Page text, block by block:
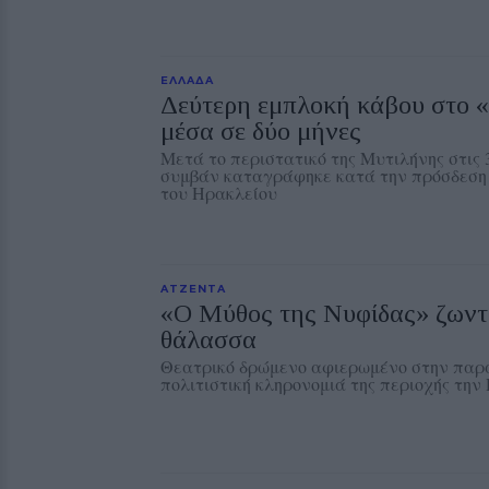
ΕΛΛΑΔΑ
Δεύτερη εμπλοκή κάβου στο
μέσα σε δύο μήνες
Μετά το περιστατικό της Μυτιλήνης στις
συμβάν καταγράφηκε κατά την πρόσδεση
του Ηρακλείου
ΑΤΖΕΝΤΑ
«Ο Μύθος της Νυφίδας»
θάλασσα
Θεατρικό δρώμενο αφιερωμένο στην
πολιτιστική κληρονομιά της περιοχής